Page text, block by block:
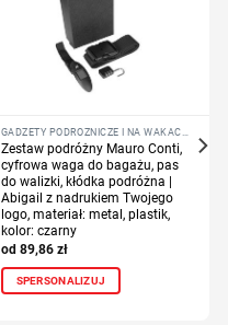
GADŻETY PODRÓŻNICZE I NA WAKACJE
Zestaw podróżny Mauro Conti,
cyfrowa waga do bagażu, pas
do walizki, kłódka podróżna |
Abigail z nadrukiem Twojego
logo, materiał: metal, plastik,
kolor: czarny
89,86 zł
SPERSONALIZUJ